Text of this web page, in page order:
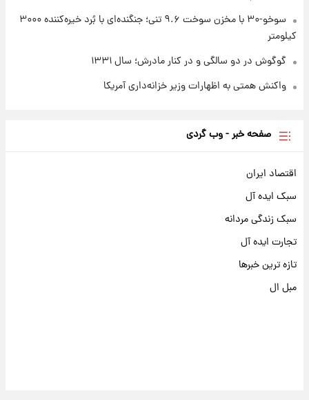
سوخو-۳۰ با مخزن سوخت ۹.۶ تنی؛ جنگنده‌ای با بُرد خیره‌کننده ۳۰۰۰
کیلومتر
گوگوش در دو سالگی و در کنار مادرش؛ سال ۱۳۳۱
واکنش همتی به اظهارات وزیر خزانه‌داری آمریکا
صفحه خبر - وب گردی
اقتصاد ایران
سبک ایده آل
سبک زندگی مردانه
تجارت ایده آل
تازه ترین خبرها
مبل ال